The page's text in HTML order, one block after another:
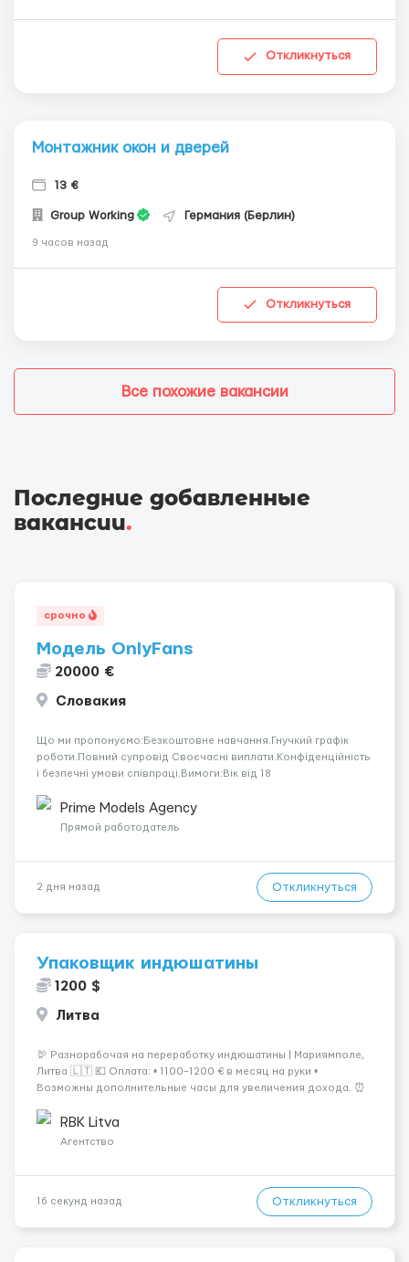
Откликнуться
Монтажник окон и дверей
13 €
Group Working Германия (Берлин)
9 часов назад
Откликнуться
Все похожие вакансии
Последние добавленные
вакансии.
срочно
Модель OnlyFans
20000 €
Словакия
Що ми пропонуємо:Безкоштовне навчання.Гнучкий графік
роботи.Повний супровід Своєчасні виплати.Конфіденційність
і безпечні умови співпраці.Вимоги:Вік від 18
розвиватися.Досвід не обов’язковий.Якщо вас зацікавила
вакансія — залишайте відгук, і ми зв’яжемося ...
Prime Models Agency
Прямой работодатель
2 дня назад Откликнуться
Упаковщик индюшатины
1200 $
Литва
🦃 Разнорабочая на переработку индюшатины | Мариямполе,
Литва 🇱🇹 💶 Оплата: • 1100–1200 € в месяц на руки •
Возможны дополнительные часы для увеличения дохода. ⏰
с 06:00 (иногда с 07:00...
RBK Litva
Агентство
16 секунд назад Откликнуться